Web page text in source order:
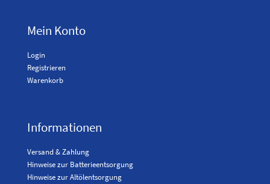
Mein Konto
Login
Registrieren
Warenkorb
Informationen
Versand & Zahlung
Hinweise zur Batterieentsorgung
Hinweise zur Altölentsorgung